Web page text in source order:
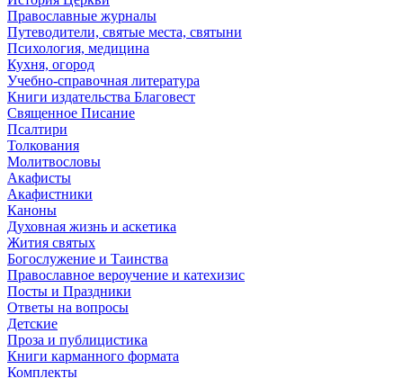
Православные журналы
Путеводители, святые места, святыни
Психология, медицина
Кухня, огород
Учебно-справочная литература
Книги издательства Благовест
Священное Писание
Псалтири
Толкования
Молитвословы
Акафисты
Акафистники
Каноны
Духовная жизнь и аскетика
Жития святых
Богослужение и Таинства
Православное вероучение и катехизис
Посты и Праздники
Ответы на вопросы
Детские
Проза и публицистика
Книги карманного формата
Комплекты